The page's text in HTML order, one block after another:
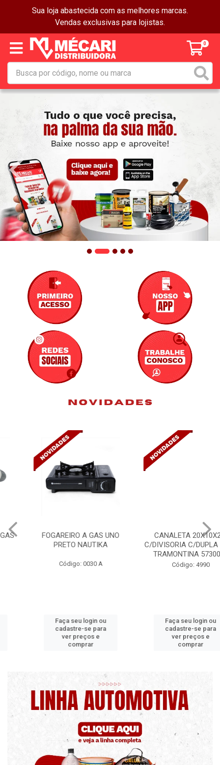
Sua loja abastecida com as melhores marcas.
Vendas exclusivas para lojistas.
0
FOGAREIRO A GAS UNO
PRETO NAUTIKA
Código: 0030 A
Faça seu login ou
cadastre-se para
ver preços e
CANALETA 20X10X2M
C/DIVISORIA C/DUPLA FACE
TRAMONTINA 57300/...
Código: 4990
Faça seu login ou
cadastre-se para
ver preços e